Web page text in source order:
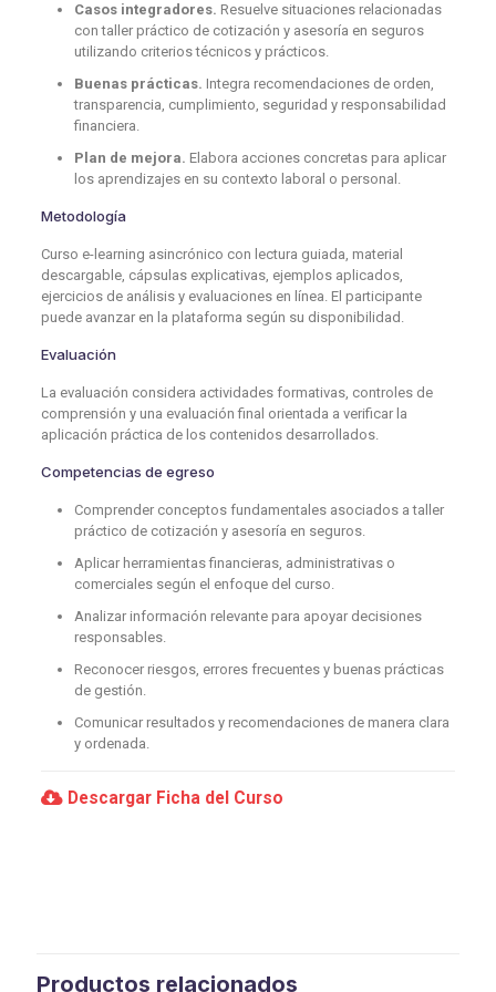
Casos integradores. Resuelve situaciones relacionadas
con taller práctico de cotización y asesoría en seguros
utilizando criterios técnicos y prácticos.
Buenas prácticas. Integra recomendaciones de orden,
transparencia, cumplimiento, seguridad y responsabilidad
financiera.
Plan de mejora. Elabora acciones concretas para aplicar
los aprendizajes en su contexto laboral o personal.
Metodología
Curso e-learning asincrónico con lectura guiada, material
descargable, cápsulas explicativas, ejemplos aplicados,
ejercicios de análisis y evaluaciones en línea. El participante
puede avanzar en la plataforma según su disponibilidad.
Evaluación
La evaluación considera actividades formativas, controles de
comprensión y una evaluación final orientada a verificar la
aplicación práctica de los contenidos desarrollados.
Competencias de egreso
Comprender conceptos fundamentales asociados a taller
práctico de cotización y asesoría en seguros.
Aplicar herramientas financieras, administrativas o
comerciales según el enfoque del curso.
Analizar información relevante para apoyar decisiones
responsables.
Reconocer riesgos, errores frecuentes y buenas prácticas
de gestión.
Comunicar resultados y recomendaciones de manera clara
y ordenada.
Descargar Ficha del Curso
Productos relacionados